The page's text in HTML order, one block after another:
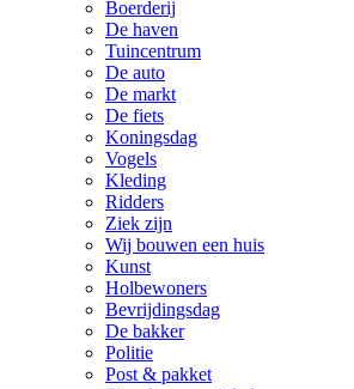
Boerderij
De haven
Tuincentrum
De auto
De markt
De fiets
Koningsdag
Vogels
Kleding
Ridders
Ziek zijn
Wij bouwen een huis
Kunst
Holbewoners
Bevrijdingsdag
De bakker
Politie
Post & pakket